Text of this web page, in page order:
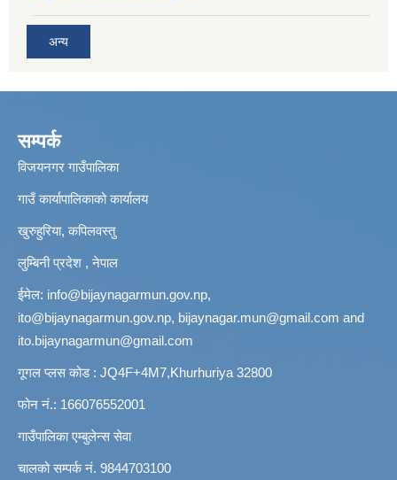
अन्य
सम्पर्क
विजयनगर गाउँपालिका
गाउँ कार्यापालिकाको कार्यालय
खुरुहुरिया, कपिलवस्तु
लुम्बिनी प्रदेश , नेपाल
ईमेल: info@bijaynagarmun.gov.np,
ito@bijaynagarmun.gov.np, bijaynagar.mun@gmail.com and
ito.bijaynagarmun@gmail.com
गूगल प्लस कोड : JQ4F+4M7,Khurhuriya 32800
फोन नं.: 166076552001
गाउँपालिका एम्बुलेन्स सेवा
चालको सम्पर्क नं. 9844703100